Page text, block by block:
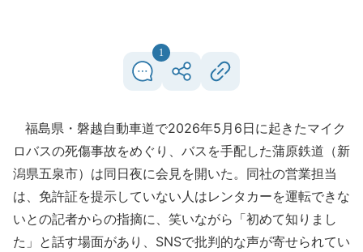
1
福島県・磐越自動車道で2026年5月6日に起きたマイク
ロバスの死傷事故をめぐり、バスを手配した蒲原鉄道（新
潟県五泉市）は同日夜に会見を開いた。同社の営業担当
は、免許証を提示していない人はレンタカーを運転できな
いとの記者からの指摘に、笑いながら「初めて知りまし
た」と話す場面があり、SNSで批判的な声が寄せられてい